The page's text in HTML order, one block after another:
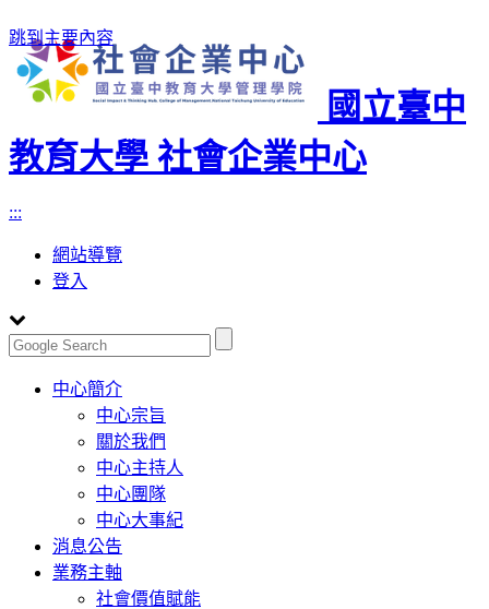
跳到主要內容
國立臺中
教育大學 社會企業中心
:::
網站導覽
登入
Toggle
navigation
中心簡介
中心宗旨
關於我們
中心主持人
中心團隊
中心大事紀
消息公告
業務主軸
社會價值賦能